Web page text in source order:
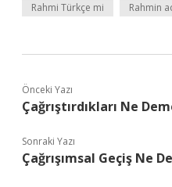
Rahmi Türkçe mi Rahmin
Önceki Yazı
Çağrıştırdıkları Ne
Sonraki Yazı
Çağrışımsal Geçiş Ne